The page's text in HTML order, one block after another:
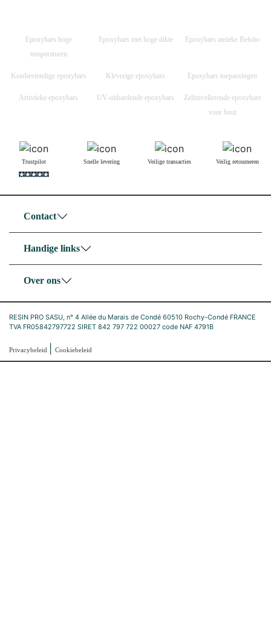
Epoxyhars hoge
temperaturen
Epoxyhars met hoge dikte Epoxyhars antieke Belsito
Krasbestendige epoxyhars Kleverige epoxyhars Epoxyhars toepassingen
Artistieke epoxyhars UV-uithardende epoxyhars
Zelfnivellerende epoxyhars
voor hout
Trustpilot Snelle levering Veilige transacties Veilig retourneren
Contact
Handige links
Over ons
RESIN PRO SASU, n° 4 Allée du Marais de Condé 60510 Rochy-Condé FRANCE
TVA FR05842797722 SIRET 842 797 722 00027 code NAF 4791B
Privacybeleid Cookiebeleid